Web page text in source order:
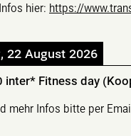
hier: https://
22 August 2026
inter* Fitness day
mehr Infos bitte per